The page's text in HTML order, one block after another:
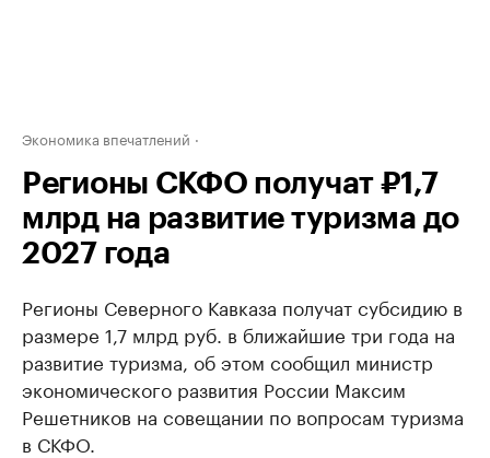
Экономика впечатлений
Регионы СКФО получат ₽1,7
млрд на развитие туризма до
2027 года
Регионы Северного Кавказа получат субсидию в
размере 1,7 млрд руб. в ближайшие три года на
развитие туризма, об этом сообщил министр
экономического развития России Максим
Решетников на совещании по вопросам туризма
в СКФО.